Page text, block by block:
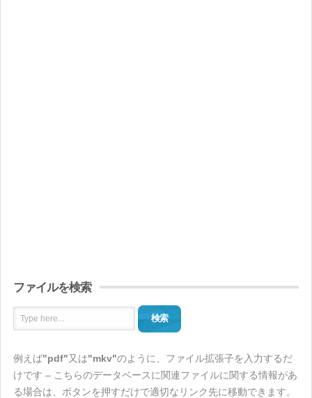
ファイルを検索
検索
例えば"pdf"又は"mkv"のように、ファイル拡張子を入力するだ
けです – こちらのデータベースに関連ファイルに関する情報があ
る場合は、ボタンを押すだけで適切なリンク先に移動できます。